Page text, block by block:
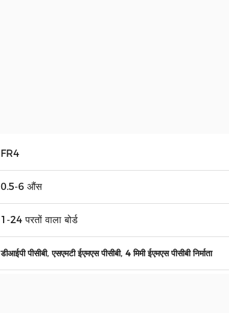
FR4
0.5-6 औंस
1-24 परतों वाला बोर्ड
डीआईपी पीसीबी,एसएमटी ईएमएस पीसीबी, 4 मिमी ईएमएस पीसीबी निर्माता